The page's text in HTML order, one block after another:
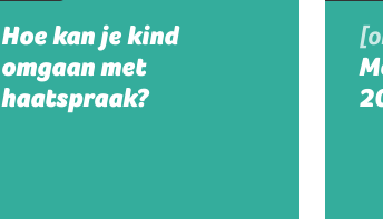
Hoe kan je kind
omgaan met
haatspraak?